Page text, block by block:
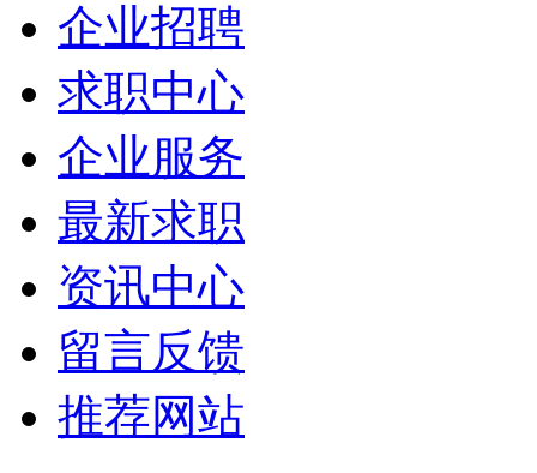
企业招聘
求职中心
企业服务
最新求职
资讯中心
留言反馈
推荐网站